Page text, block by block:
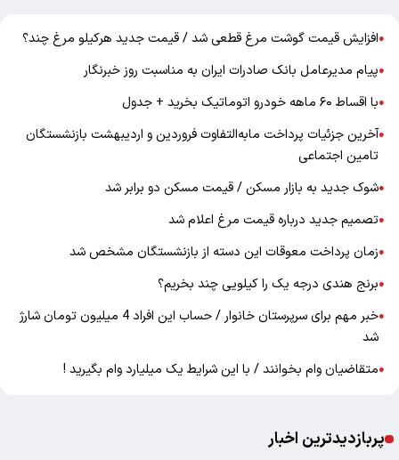
●افزایش قیمت گوشت مرغ قطعی شد / قیمت جدید هرکیلو مرغ چند؟
●پیام مدیرعامل بانک صادرات ایران به مناسبت روز خبرنگار
●با اقساط ۶۰ ماهه خودرو اتوماتیک بخرید + جدول
●آخرین جزئیات پرداخت مابه‌التفاوت فروردین و اردیبهشت بازنشستگان
تامین اجتماعی
●شوک جدید به بازار مسکن / قیمت مسکن دو برابر شد
●تصمیم جدید درباره قیمت مرغ اعلام شد
●زمان پرداخت معوقات این دسته از بازنشستگان مشخص شد
●برنج هندی درجه یک را کیلویی چند بخریم؟
●
خبر مهم برای سرپرستان خانوار / حساب این افراد 4 میلیون تومان شارژ
شد
●متقاضیان وام بخوانند / با این شرایط یک میلیارد وام بگیرید !
پربازدیدترین اخبار